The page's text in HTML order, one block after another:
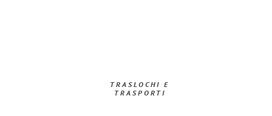
TRASLOCHI E
TRASPORTI​